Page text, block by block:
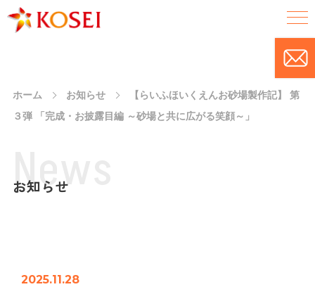
ホーム お知らせ
【らいふほいくえんお砂場製作記】 第
３弾 「完成・お披露目編 ～砂場と共に広がる笑顔～」
お知らせ
New
2025.11.28